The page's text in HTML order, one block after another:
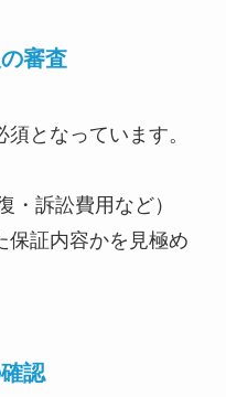
審査
となっています。
・訴訟費用など）
保証内容かを見極め
認